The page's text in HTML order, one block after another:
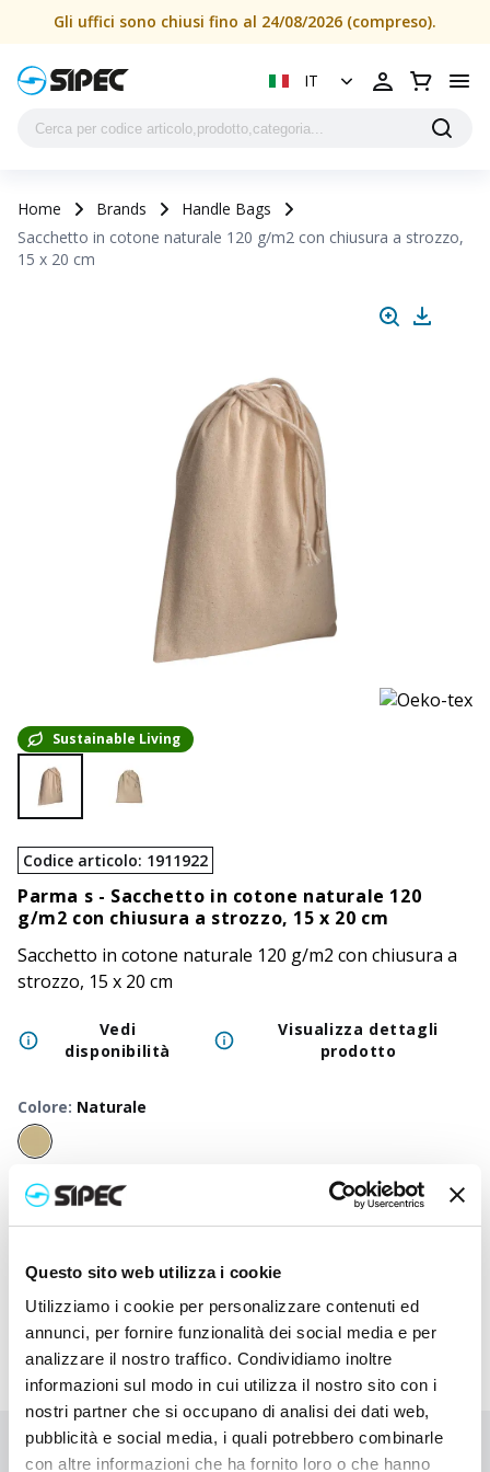
Questo sito web utilizza i cookie
Utilizziamo i cookie per personalizzare contenuti ed
annunci, per fornire funzionalità dei social media e per
analizzare il nostro traffico. Condividiamo inoltre
informazioni sul modo in cui utilizza il nostro sito con i
nostri partner che si occupano di analisi dei dati web,
pubblicità e social media, i quali potrebbero combinarle
con altre informazioni che ha fornito loro o che hanno
Gli uffici sono chiusi fino al 24/08/2026 (compreso).
IT
Home Brands
Handle Bags
Sacchetto in cotone naturale 120 g/m2 con chiusura a strozzo,
15 x 20 cm
Sustainable Living
Codice articolo: 1911922
Parma s - Sacchetto in cotone naturale 120
g/m2 con chiusura a strozzo, 15 x 20 cm
Sacchetto in cotone naturale 120 g/m2 con chiusura a
strozzo, 15 x 20 cm
Vedi
disponibilità
Visualizza dettagli
prodotto
Colore: Naturale
500+ 1000+ 2500
Prezzo
1,050€ 1,050€ 1,050€ 1,050€ 1,050€ 1,050
Prezzo
stampato
2,030€ 1,982€ 1,935
Non hai trovato quello che stai cercando?
Sacchetto in cotone naturale 120 g/m2 con chiusura a